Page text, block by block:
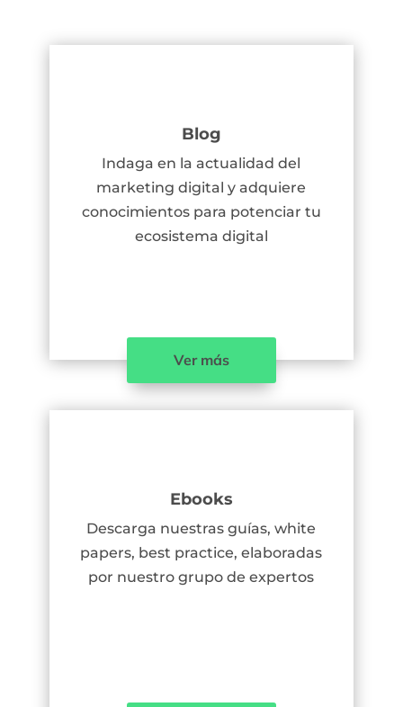
Blog
Indaga en la actualidad del
marketing digital y adquiere
conocimientos para potenciar tu
ecosistema digital
Ver más
Ebooks
Descarga nuestras guías, white
papers, best practice, elaboradas
por nuestro grupo de expertos